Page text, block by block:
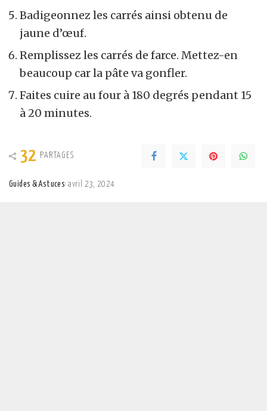
Badigeonnez les carrés ainsi obtenu de
jaune d’œuf.
Remplissez les carrés de farce. Mettez-en
beaucoup car la pâte va gonfler.
Faites cuire au four à 180 degrés pendant 15
à 20 minutes.
32 PARTAGES
Guides & Astuces avril 23, 2024